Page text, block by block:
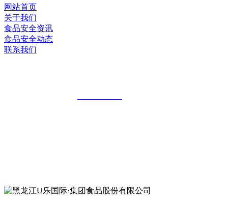
网站首页
关于我们
食品安全资讯
食品安全动态
联系我们